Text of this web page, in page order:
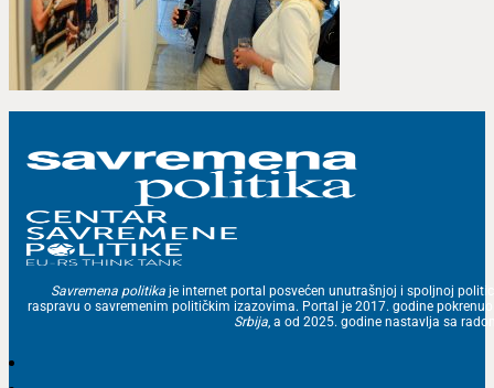
Savremena politika je internet portal posvećen unutrašnjoj i spoljnoj
raspravu o savremenim političkim izazovima. Portal je 2017. godine
Srbija, a od 2025. godine nastavlja sa